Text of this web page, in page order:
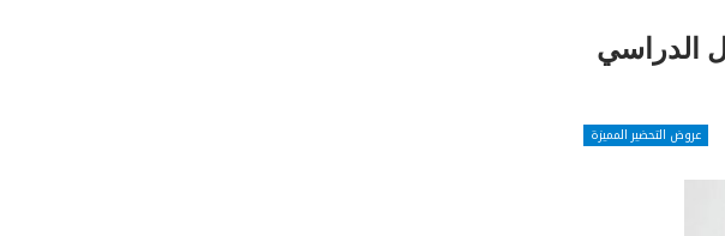
الدراسي
عروض التحضير المميزة